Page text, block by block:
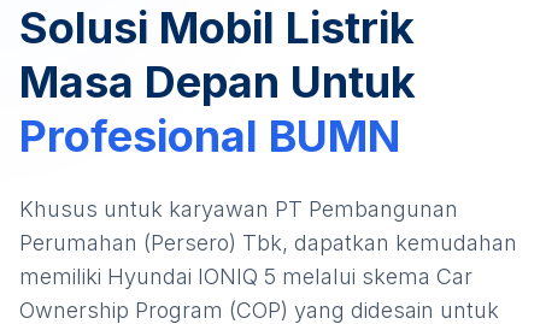
Solusi Mobil Listrik
Masa Depan Untuk
Profesional BUMN
Khusus untuk karyawan PT Pembangunan
Perumahan (Persero) Tbk, dapatkan kemudahan
memiliki Hyundai IONIQ 5 melalui skema Car
Ownership Program (COP) yang didesain untuk